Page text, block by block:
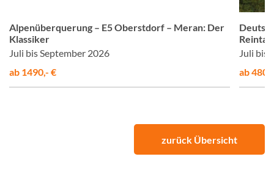
Alpenüberquerung – E5 Oberstdorf – Meran: Der
Klassiker
Juli bis September 2026
ab 1490,- €
Reintal
Juli bis
ab
zurück Übersicht